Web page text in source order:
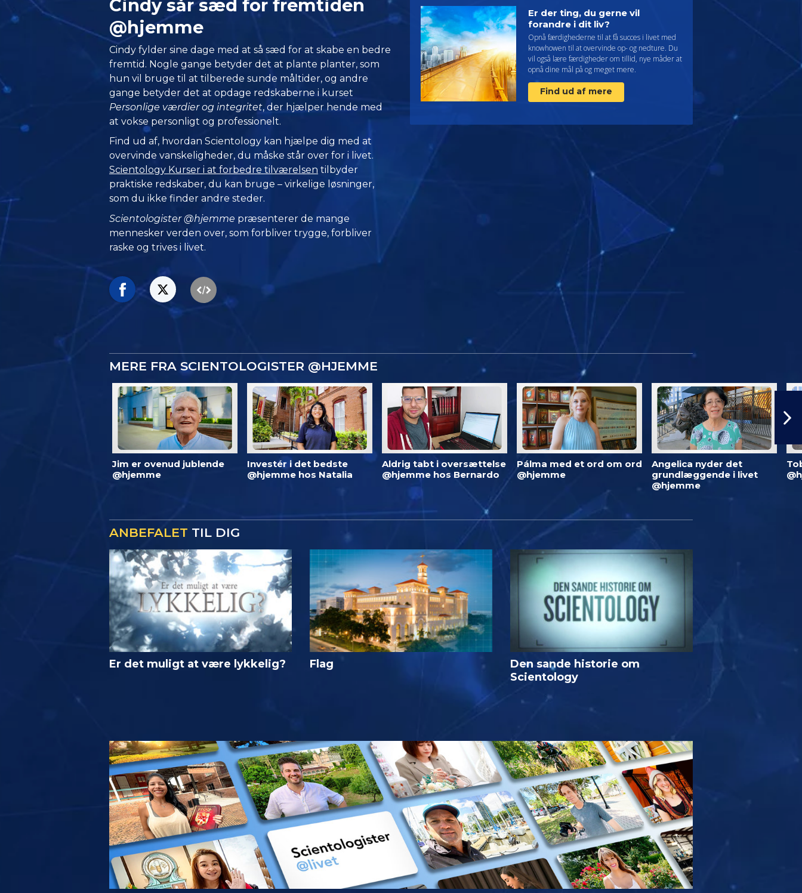
Cindy sår sæd for fremtiden
@hjemme
Cindy fylder sine dage med at så sæd for at skabe en bedre
fremtid. Nogle gange betyder det at plante planter, som
hun vil bruge til at tilberede sunde måltider, og andre
gange betyder det at opdage redskaberne i kurset
Personlige værdier og integritet, der hjælper hende med
at vokse personligt og professionelt.
Find ud af, hvordan Scientology kan hjælpe dig med at
overvinde vanskeligheder, du måske står over for i livet.
Scientology Kurser i at forbedre tilværelsen tilbyder
praktiske redskaber, du kan bruge – virkelige løsninger,
som du ikke finder andre steder.
Scientologister @hjemme præsenterer de mange
mennesker verden over, som forbliver trygge, forbliver
raske og trives i livet.
Er der ting, du gerne vil
forandre i dit liv?
Opnå færdighederne til at få succes i livet med
knowhowen til at overvinde op- og nedture. Du
vil også lære færdigheder om tillid, nye måder at
opnå dine mål på og meget mere.
Find ud af mere
MERE FRA SCIENTOLOGISTER @HJEMME
Jim er ovenud jublende
@hjemme
Investér i det bedste
@hjemme hos Natalia
Aldrig tabt i oversættelse
@hjemme hos Bernardo
Pálma med et ord om ord
@hjemme
Angelica nyder det
grundlæggende i livet
@hjemme
ANBEFALET TIL DIG
Er det muligt at være lykkelig? Flag
Den sande historie om
Scientology